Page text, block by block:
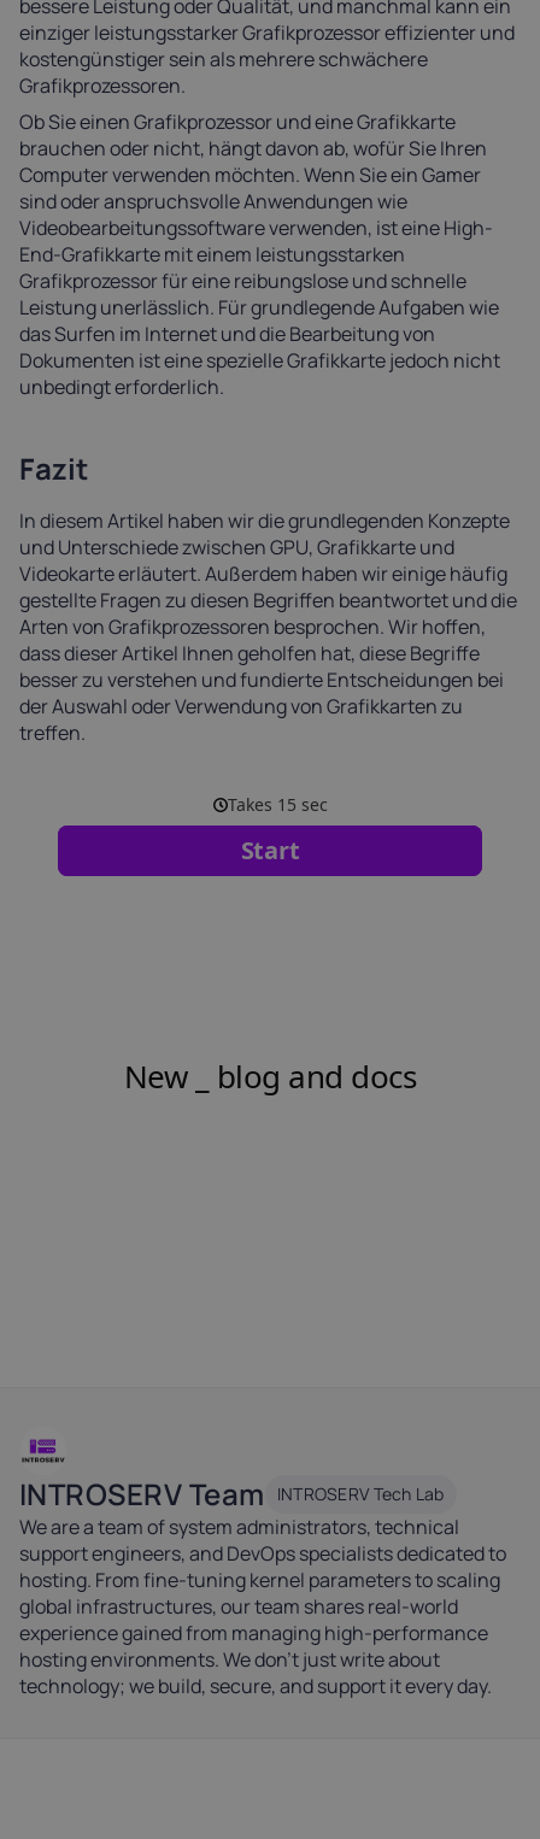
bessere Leistung oder Qualität, und manchmal kann ein
einziger leistungsstarker Grafikprozessor effizienter und
kostengünstiger sein als mehrere schwächere
Grafikprozessoren.
Ob Sie einen Grafikprozessor und eine Grafikkarte
brauchen oder nicht, hängt davon ab, wofür Sie Ihren
Computer verwenden möchten. Wenn Sie ein Gamer
sind oder anspruchsvolle Anwendungen wie
Videobearbeitungssoftware verwenden, ist eine High-
End-Grafikkarte mit einem leistungsstarken
Grafikprozessor für eine reibungslose und schnelle
Leistung unerlässlich. Für grundlegende Aufgaben wie
das Surfen im Internet und die Bearbeitung von
Dokumenten ist eine spezielle Grafikkarte jedoch nicht
unbedingt erforderlich.
Fazit
In diesem Artikel haben wir die grundlegenden Konzepte
und Unterschiede zwischen GPU, Grafikkarte und
Videokarte erläutert. Außerdem haben wir einige häufig
gestellte Fragen zu diesen Begriffen beantwortet und die
Arten von Grafikprozessoren besprochen. Wir hoffen,
dass dieser Artikel Ihnen geholfen hat, diese Begriffe
besser zu verstehen und fundierte Entscheidungen bei
der Auswahl oder Verwendung von Grafikkarten zu
treffen.
INTROSERV Team INTROSERV Tech Lab
We are a team of system administrators, technical
support engineers, and DevOps specialists dedicated to
hosting. From fine-tuning kernel parameters to scaling
global infrastructures, our team shares real-world
experience gained from managing high-performance
hosting environments. We don't just write about
technology; we build, secure, and support it every day.